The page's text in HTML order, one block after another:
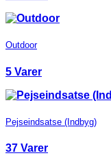
Outdoor
5 Varer
Pejseindsatse (Indbyg)
37 Varer